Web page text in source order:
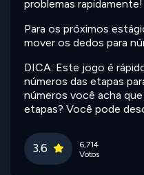
problemas rapidamente!
Para os próximos
mover os dedos para
DICA: Este jogo é
números das etapas
números você acha
etapas? Você pode
3.6
6,714
Votos